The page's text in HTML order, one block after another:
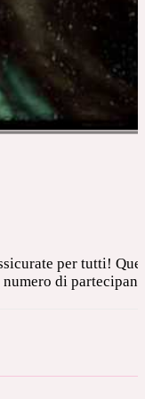
per tutti!
di